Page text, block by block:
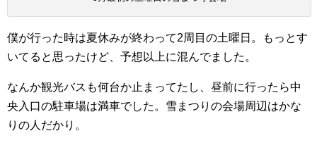
僕が行った時は夏休みが終わって2周目の土曜日。もっとす
いてると思ったけど、予想以上に混んでました。
なんか観光バスも何台か止まってたし、昼前に行ったら中
央入口の駐車場は満車でした。雪まつりの会場周辺はかな
りの人だかり。